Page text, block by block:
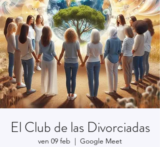
El Club de las Divorciadas
ven 09 feb
  |
Google Meet